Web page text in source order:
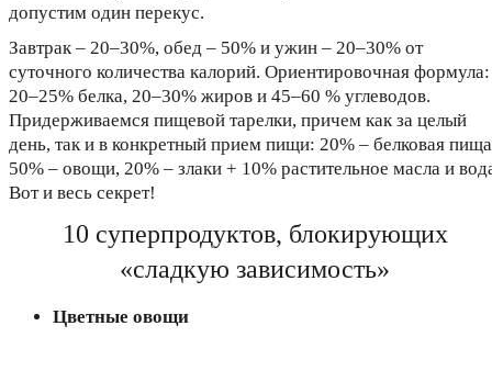
допустим один перекус.
Завтрак – 20–30%, обед – 50% и ужин – 20–30% от
суточного количества калорий. Ориентировочная формула:
20–25% белка, 20–30% жиров и 45–60 % углеводов.
Придерживаемся пищевой тарелки, причем как за целый
день, так и в конкретный прием пищи: 20% – белковая
50% – овощи, 20% – злаки + 10% растительное масла и
Вот и весь секрет!
10 суперпродуктов, блокирующих
«сладкую зависимость»
Цветные овощи